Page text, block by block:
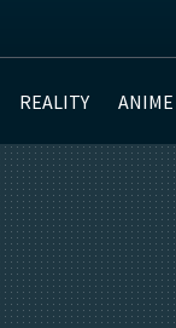
REALITY ANIME